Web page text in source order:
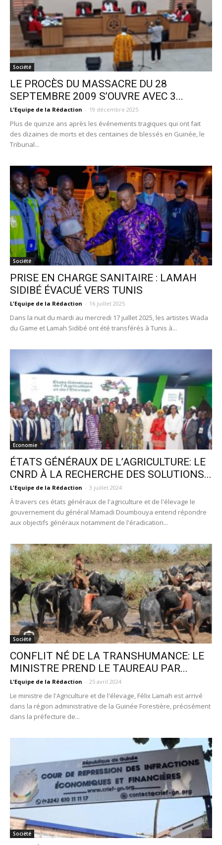
Société
LE PROCÈS DU MASSACRE DU 28
SEPTEMBRE 2009 S’OUVRE AVEC 3...
L'Equipe de la Rédaction - 19 décembre 2025
Plus de quinze ans après les événements tragiques qui ont fait
des dizaines de morts et des centaines de blessés en Guinée, le
Tribunal...
Société
PRISE EN CHARGE SANITAIRE : LAMAH
SIDIBÉ ÉVACUÉ VERS TUNIS
L'Equipe de la Rédaction - 16 juillet 2025
Dans la nuit du mardi au mercredi 17 juillet 2025, les artistes Wada
du Game et Lamah Sidibé ont été transférés à Tunis à...
Economie
ÉTATS GÉNÉRAUX DE L’AGRICULTURE: LE
CNRD À LA RECHERCHE DES SOLUTIONS...
L'Equipe de la Rédaction - 3 juillet 2024
À travers ces états généraux de l'agriculture et de l'élevage le
gouvernement du général Mamadi Doumbouya entend répondre
aux objectifs généraux notamment de l'éradication...
Société
CONFLIT NÉ DE LA TRANSHUMANCE: LE
MINISTRE PREND LE TAUREAU PAR...
L'Equipe de la Rédaction - 25 avril 2024
Le ministre de l'Agriculture et de l'élevage, Félix Lamah est arrivé
dans la région administrative de la Guinée Forestière, précisément
dans la préfecture de...
Société